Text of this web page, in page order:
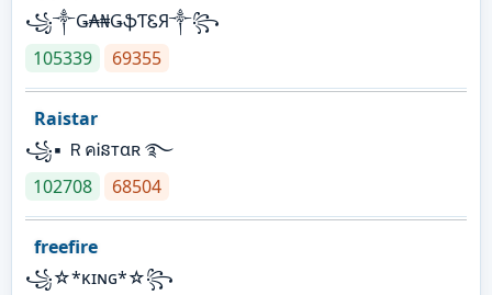
꧁༒Ǥ₳₦ǤֆƬᏋЯ༒꧂
105339
69355
Raistar
꧁▪ ＲคᎥនтαʀ ࿐
102708
68504
freefire
꧁☆*κɪɴɢ*☆꧂